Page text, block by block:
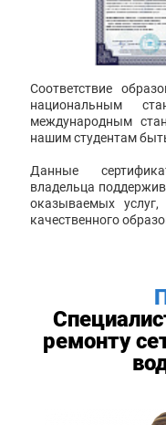
Соответствие
национальным
международным
нашим студентам
Данные
владельца
оказываемых
качественного
ремонту